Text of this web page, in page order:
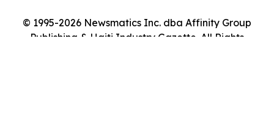
© 1995-2026 Newsmatics Inc. dba Affinity Group
Publishing & Haiti Industry Gazette. All Rights